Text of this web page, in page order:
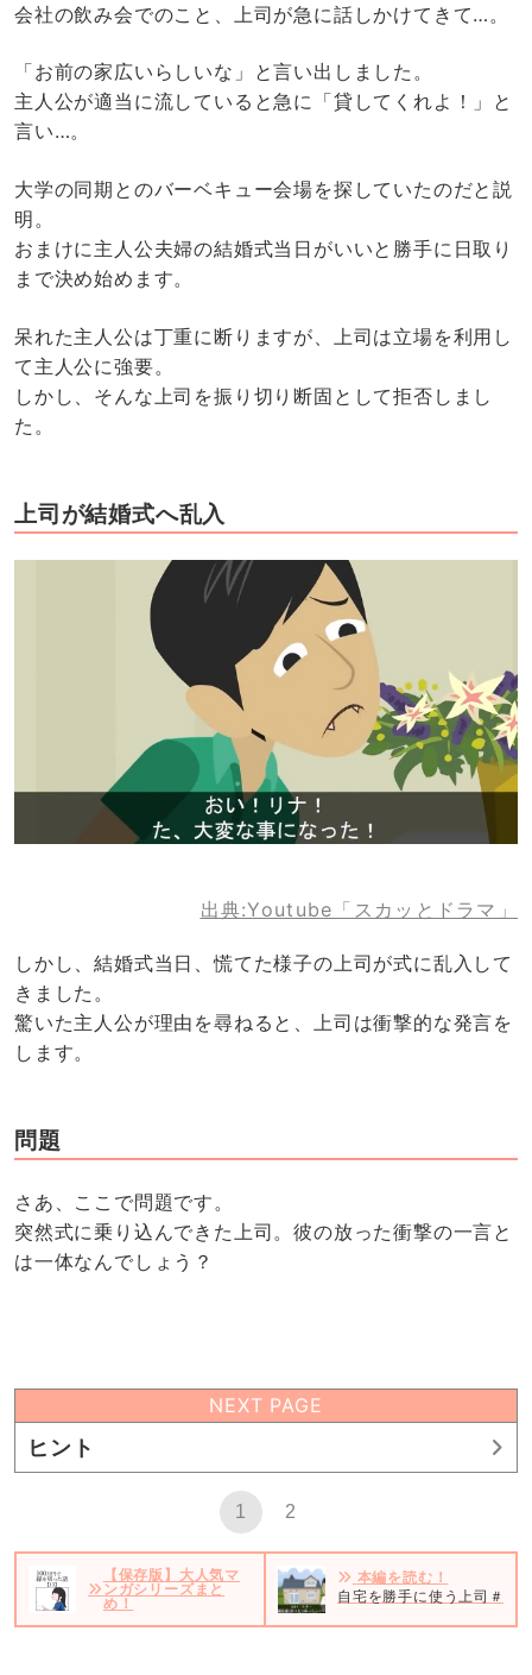
会社の飲み会でのこと、上司が急に話しかけてきて…。
「お前の家広いらしいな」と言い出しました。
主人公が適当に流していると急に「貸してくれよ！」と
言い…。
大学の同期とのバーベキュー会場を探していたのだと説
明。
おまけに主人公夫婦の結婚式当日がいいと勝手に日取り
まで決め始めます。
呆れた主人公は丁重に断りますが、上司は立場を利用し
て主人公に強要。
しかし、そんな上司を振り切り断固として拒否しまし
た。
上司が結婚式へ乱入
出典:Youtube「スカッとドラマ」
しかし、結婚式当日、慌てた様子の上司が式に乱入して
きました。
驚いた主人公が理由を尋ねると、上司は衝撃的な発言を
します。
問題
さあ、ここで問題です。
突然式に乗り込んできた上司。彼の放った衝撃の一言と
は一体なんでしょう？
NEXT PAGE
ヒント
1 2
【保存版】大人気マ
ンガシリーズまと
め！
本編を読む！
自宅を勝手に使う上司＃1